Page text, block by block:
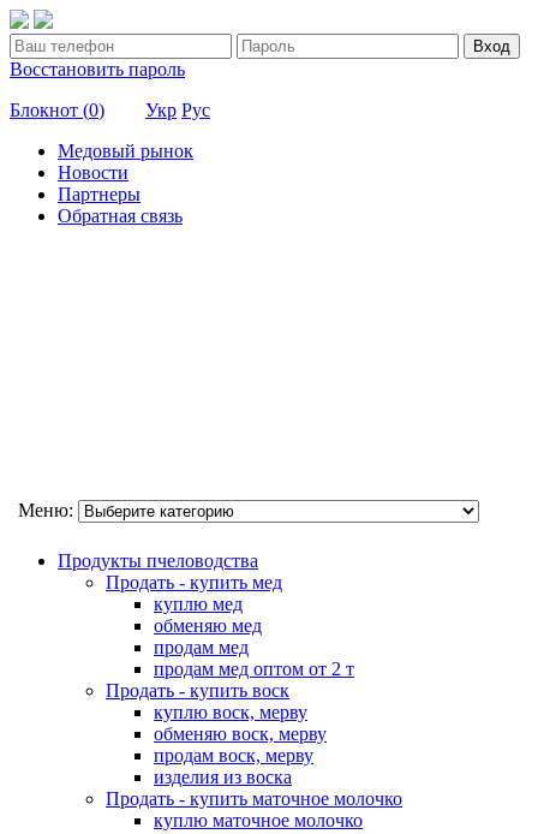
Вход
Восстановить пароль
Блокнот (0) Укр Рус
Медовый рынок
Новости
Партнеры
Обратная связь
Меню:
Продукты пчеловодства
Продать - купить мед
куплю мед
обменяю мед
продам мед
продам мед оптом от 2 т
Продать - купить воск
куплю воск, мерву
обменяю воск, мерву
продам воск, мерву
изделия из воска
Продать - купить маточное молочко
куплю маточное молочко